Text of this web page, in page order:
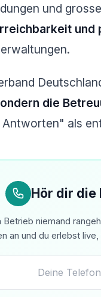
und
und
die
als
Hör dir die
niemand
an und du erlebst